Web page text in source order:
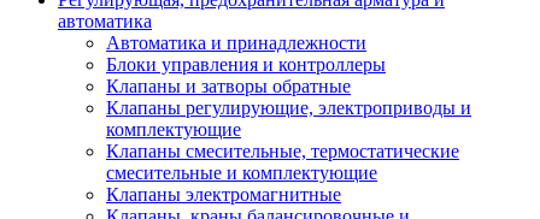
автоматика
Автоматика и принадлежности
Блоки управления и контроллеры
Клапаны и затворы обратные
Клапаны регулирующие, электроприводы и
комплектующие
Клапаны смесительные, термостатические
смесительные и комплектующие
Клапаны электромагнитные